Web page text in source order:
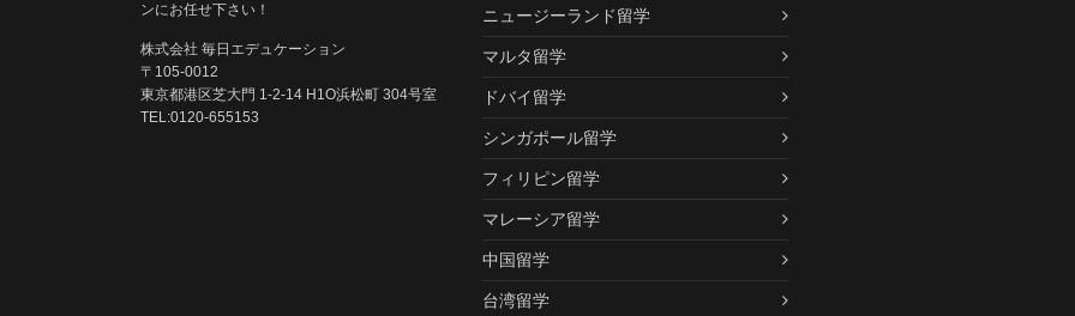
ンにお任せ下さい！
株式会社 毎日エデュケーション
〒105-0012
東京都港区芝大門 1-2-14 H1O浜松町 304号室
TEL:0120-655153
ニュージーランド留学
マルタ留学
ドバイ留学
シンガポール留学
フィリピン留学
マレーシア留学
中国留学
台湾留学